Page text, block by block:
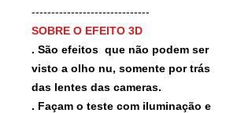
------------------------------
SOBRE O EFEITO 3D
. São efeitos que não podem ser
visto a olho nu, somente por trás
das lentes das cameras.
. Façam o teste com iluminação e